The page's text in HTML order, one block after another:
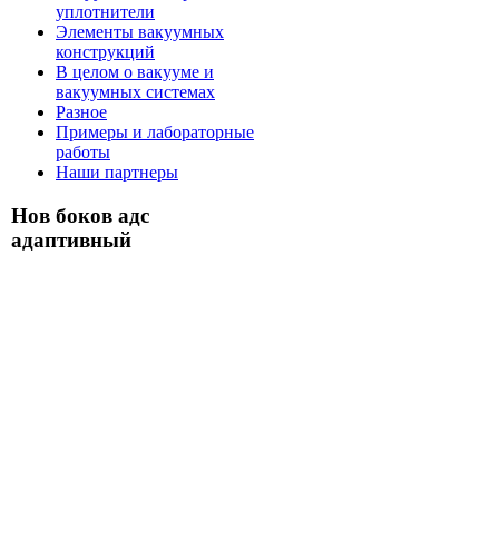
уплотнители
Элементы вакуумных
конструкций
В целом о вакууме и
вакуумных системах
Разное
Примеры и лабораторные
работы
Наши партнеры
Нов боков адс
адаптивный